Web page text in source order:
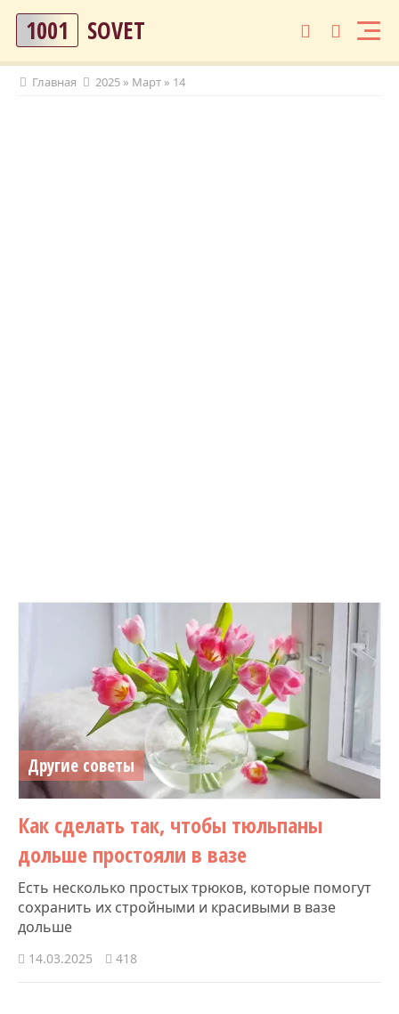
1001 SOVET
Главная 2025 » Март » 14
Другие советы
Как сделать так, чтобы тюльпаны
дольше простояли в вазе
Есть несколько простых трюков, которые помогут
сохранить их стройными и красивыми в вазе
дольше
14.03.2025 418